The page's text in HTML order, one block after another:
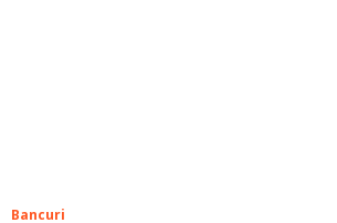
Bancuri